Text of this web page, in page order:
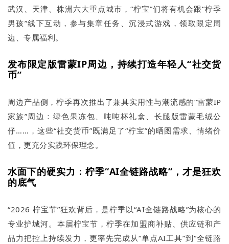
武汉、天津、株洲六大重点城市，“柠宝”们将有机会跟“柠季
男孩”线下互动，参与集章任务、沉浸式游戏，领取限定周
边、专属福利。
发布限定版雷蒙IP周边，持续打造年轻人“社交货
币”
周边产品侧，柠季再次推出了兼具实用性与潮流感的“雷蒙IP
家族”周边：绿色果冻包、吨吨杯礼盒、长腿版雷蒙毛绒公
仔……，这些“社交货币”既满足了“柠宝”的晒图需求、情绪价
值，更充分实践环保理念。
水面下的硬实力：柠季“AI全链路战略”，才是狂欢
的底气
“2026 柠宝节”狂欢背后，是柠季以“AI全链路战略”为核心的
专业护城河。本届柠宝节，柠季在加盟商补贴、供应链和产
品力把控上持续发力，更率先完成从“单点AI工具”到“全链路